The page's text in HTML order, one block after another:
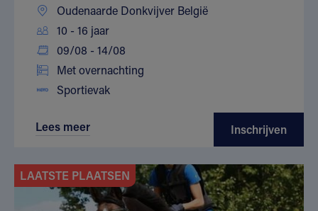
Oudenaarde Donkvijver België
10 - 16 jaar
09/08 - 14/08
Met overnachting
Sportievak
Lees meer Inschrijven
LAATSTE PLAATSEN